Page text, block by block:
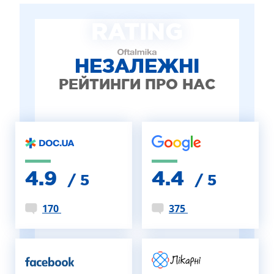
ДИТЯЧА ОФТАЛЬМОЛОГІЯ
ЛІКУВАННЯ ЗАХВОРЮВАНЬ СІТКІВКИ
ЕСТЕТИЧНА ХІРУРГІЯ
НЕЗАЛЕЖНІ
РЕЙТИНГИ ПРО НАС
4.9 / 5
170
4.4 / 5
375